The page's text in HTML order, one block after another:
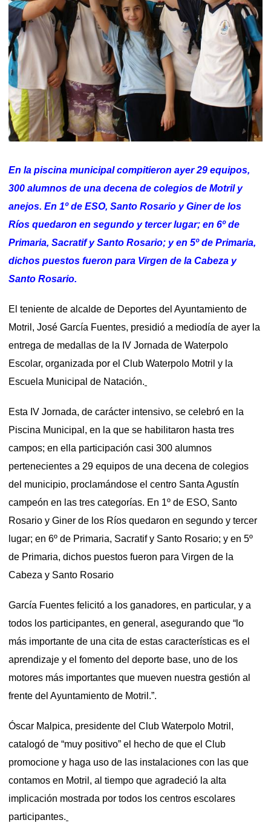
En la piscina municipal compitieron ayer 29 equipos,
300 alumnos de una decena de colegios de Motril y
anejos. En 1º de ESO, Santo Rosario y Giner de los
Ríos quedaron en segundo y tercer lugar; en 6º de
Primaria, Sacratif y Santo Rosario; y en 5º de Primaria,
dichos puestos fueron para Virgen de la Cabeza y
Santo Rosario.
El teniente de alcalde de Deportes del Ayuntamiento de
Motril, José García Fuentes, presidió a mediodía de ayer la
entrega de medallas de la IV Jornada de Waterpolo
Escolar, organizada por el Club Waterpolo Motril y la
Escuela Municipal de Natación.
Esta IV Jornada, de carácter intensivo, se celebró en la
Piscina Municipal, en la que se habilitaron hasta tres
campos; en ella participación casi 300 alumnos
pertenecientes a 29 equipos de una decena de colegios
del municipio, proclamándose el centro Santa Agustín
campeón en las tres categorías. En 1º de ESO, Santo
Rosario y Giner de los Ríos quedaron en segundo y tercer
lugar; en 6º de Primaria, Sacratif y Santo Rosario; y en 5º
de Primaria, dichos puestos fueron para Virgen de la
Cabeza y Santo Rosario
García Fuentes felicitó a los ganadores, en particular, y a
todos los participantes, en general, asegurando que “lo
más importante de una cita de estas características es el
aprendizaje y el fomento del deporte base, uno de los
motores más importantes que mueven nuestra gestión al
frente del Ayuntamiento de Motril.”.
Óscar Malpica, presidente del Club Waterpolo Motril,
catalogó de “muy positivo” el hecho de que el Club
promocione y haga uso de las instalaciones con las que
contamos en Motril, al tiempo que agradeció la alta
implicación mostrada por todos los centros escolares
participantes.